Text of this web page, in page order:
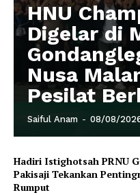
HNU
Digelar di
Nusa
Pesilat
Saiful Anam - 08/08/
Hadiri Istighotsah PRNU
Pakisaji Tekankan
Rumput